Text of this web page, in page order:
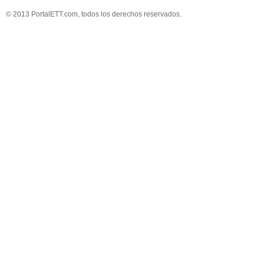
© 2013 PortalETT.com, todos los derechos reservados.